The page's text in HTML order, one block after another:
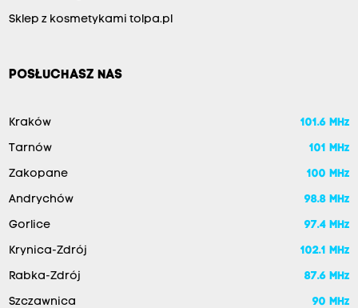
Sklep z kosmetykami tolpa.pl
POSŁUCHASZ NAS
Kraków 101.6 MHz
Tarnów 101 MHz
Zakopane 100 MHz
Andrychów 98.8 MHz
Gorlice 97.4 MHz
Krynica-Zdrój 102.1 MHz
Rabka-Zdrój 87.6 MHz
Szczawnica 90 MHz